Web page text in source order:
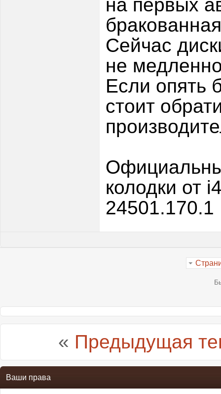
на первых
Сейчас
не
Если опять
стоит
колодки от
24501.170.1
« Предыдущая
Ваши права